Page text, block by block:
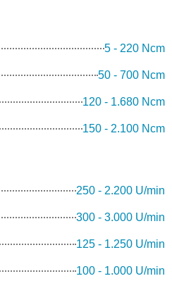
5 - 220 Ncm
50 - 700 Ncm
120 - 1.680 Ncm
150 - 2.100 Ncm
250 - 2.200 U/min
300 - 3.000 U/min
125 - 1.250 U/min
100 - 1.000 U/min